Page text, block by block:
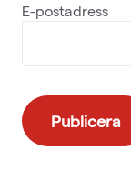
E-postadress